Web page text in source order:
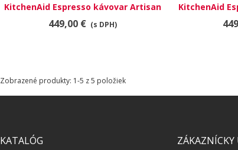
RÝCHLY NÁHĽAD
KitchenAid Espresso kávovar Artisan
5KES6503EMS
449,00 € (s DPH)
KitchenAid
Zobrazené produkty: 1-5 z 5 položiek
KATALÓG ZÁKAZNÍCKY